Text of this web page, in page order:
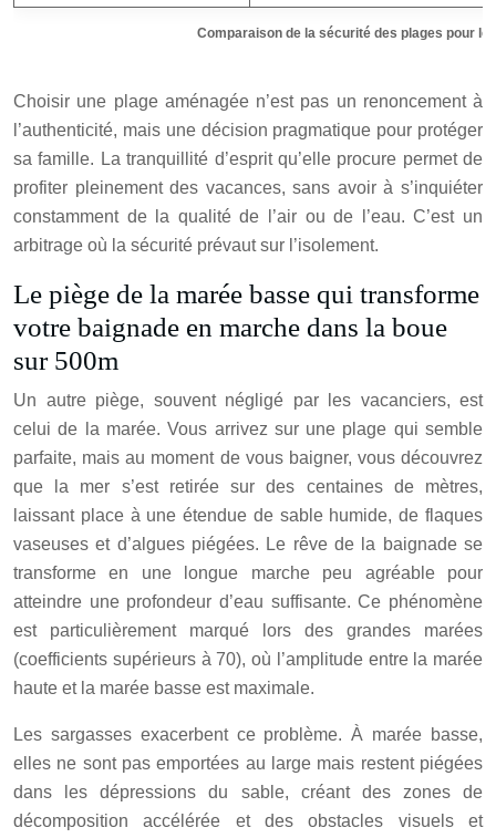
Comparaison de la sécurité des plages pour
Choisir une plage aménagée n’est pas un renoncement à
l’authenticité, mais une décision pragmatique pour protéger
sa famille. La tranquillité d’esprit qu’elle procure permet de
profiter pleinement des vacances, sans avoir à s’inquiéter
constamment de la qualité de l’air ou de l’eau. C’est un
arbitrage où la sécurité prévaut sur l’isolement.
Le piège de la marée basse qui transforme
votre baignade en marche dans la boue
sur 500m
Un autre piège, souvent négligé par les vacanciers, est
celui de la marée. Vous arrivez sur une plage qui semble
parfaite, mais au moment de vous baigner, vous découvrez
que la mer s’est retirée sur des centaines de mètres,
laissant place à une étendue de sable humide, de flaques
vaseuses et d’algues piégées. Le rêve de la baignade se
transforme en une longue marche peu agréable pour
atteindre une profondeur d’eau suffisante. Ce phénomène
est particulièrement marqué lors des grandes marées
(coefficients supérieurs à 70), où l’amplitude entre la marée
haute et la marée basse est maximale.
Les sargasses exacerbent ce problème. À marée basse,
elles ne sont pas emportées au large mais restent piégées
dans les dépressions du sable, créant des zones de
décomposition accélérée et des obstacles visuels et